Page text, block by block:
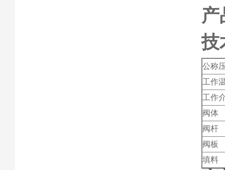
技
公称
工作
工作
阀体
阀杆
阀板
填料